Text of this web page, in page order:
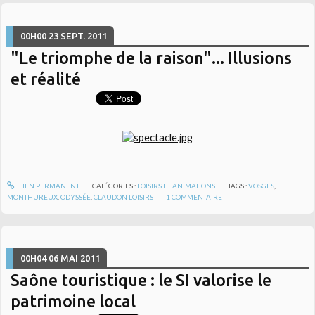
00H00 23 SEPT. 2011
"Le triomphe de la raison"... Illusions
et réalité
LIEN PERMANENT CATÉGORIES : LOISIRS ET ANIMATIONS TAGS :VOSGES
MONTHUREUX ,ODYSSÉE ,CLAUDON LOISIRS 1 COMMENTAIRE
00H04 06 MAI 2011
Saône touristique : le SI valorise le
patrimoine local